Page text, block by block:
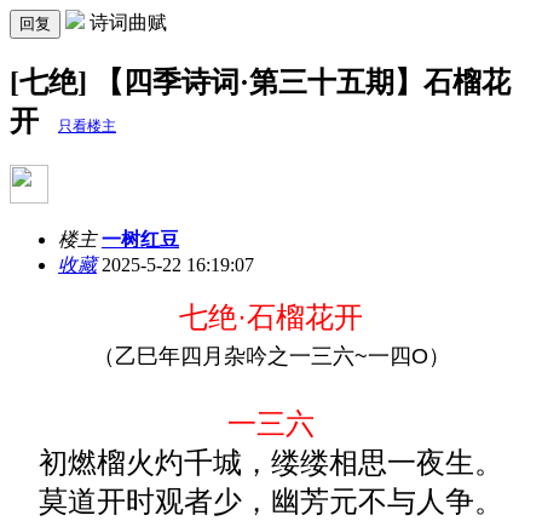
回复 诗词曲赋
[七绝] 【四季诗词·第三十五期】石榴花
开
只看楼主
楼主 一树红豆
收藏2025-5-22 16:19:07
七绝·石榴花开
（乙巳年四月杂吟之一三六~一四O）
一三六
初燃榴火灼千城， 缕缕相思一夜生。
莫道开时观者少，幽芳元不与人争。